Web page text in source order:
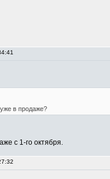
в продаже?
с 1-го октября.